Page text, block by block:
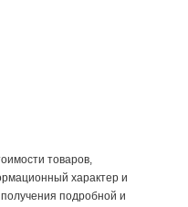
товаров,
характер и
подробной и